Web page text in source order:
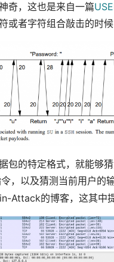
奇，这也是来自一篇
或者字符组合敲击的时
包的特定格式，就能够
，以及猜测当前用户的
Attack的博客，这其中